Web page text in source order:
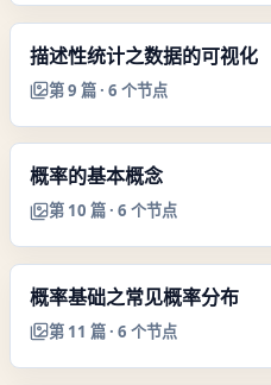
描述性统计之数据的可视化
第9 篇 · 6 个节点
概率的基本概念
第 10 篇 · 6 个节点
概率基础之常见概率分布
第 11 篇 · 6 个节点